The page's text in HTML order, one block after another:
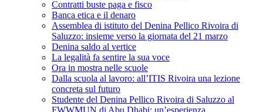
Contratti buste paga e fisco
Banca etica e il denaro
Assemblea di istituto del Denina Pellico Rivoira di
Saluzzo: insieme verso la giornata del 21 marzo
Denina saldo al vertice
La legalità fa sentire la sua voce
Ora in mostra nelle scuole
Dalla scuola al lavoro: all’ITIS Rivoira una lezione
concreta sul futuro
Studente del Denina Pellico Rivoira di Saluzzo al